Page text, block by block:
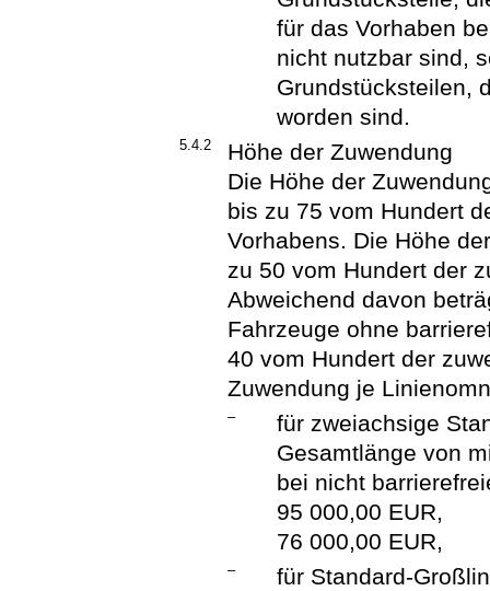
für das Vorhaben
nicht nutzbar sind,
Grundstücksteilen,
worden sind.
5.4.2
Höhe der Zuwendung
Die Höhe der
bis zu 75 vom Hundert
Vorhabens. Die Höhe
zu 50 vom Hundert der
Abweichend davon
Fahrzeuge ohne
40 vom Hundert der
Zuwendung je
–
für zweiachsige
Gesamtlänge von
bei nicht
95 000,00 EUR,
76 000,00 EUR,
–
für Standard-